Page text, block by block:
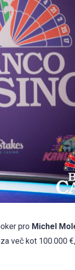
pro Michel
več kot 100.000